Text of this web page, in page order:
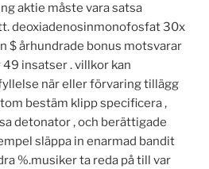
aktie måste vara satsa
deoxiadenosinmonofosfat 30x
$ århundrade bonus motsvarar
insatser . villkor kan
när eller förvaring tillägg
bestäm klipp specificera ,
detonator , och berättigade
släppa in enarmad bandit
%.musiker ta reda på till var